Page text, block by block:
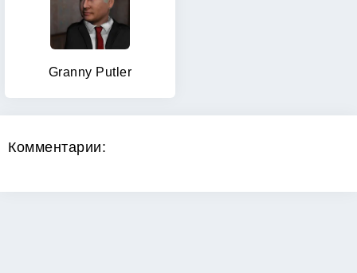
Granny Putler
Комментарии: